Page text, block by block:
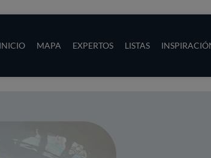
INICIO MAPA EXPERTOS LISTAS